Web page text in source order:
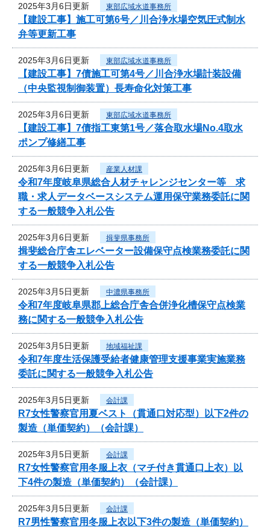
2025年3月6日更新 東部広域水道事務所
【建設工事】施工可第6号／川合浄水場空気圧式制水
弁等更新工事
2025年3月6日更新 東部広域水道事務所
【建設工事】7債施工可第4号／川合浄水場計装設備
（中央監視制御装置）長寿命化対策工事
2025年3月6日更新 東部広域水道事務所
【建設工事】7債指工東第1号／落合取水場No.4取水
ポンプ修繕工事
2025年3月6日更新 産業人材課
令和7年度岐阜県総合人材チャレンジセンター等 求
職・求人データベースシステム運用保守業務委託に関
する一般競争入札公告
2025年3月6日更新 揖斐県事務所
揖斐総合庁舎エレベーター設備保守点検業務委託に関
する一般競争入札公告
2025年3月5日更新 中濃県事務所
令和7年度岐阜県郡上総合庁舎合併浄化槽保守点検業
務に関する一般競争入札公告
2025年3月5日更新 地域福祉課
令和7年度生活保護受給者健康管理支援事業実施業務
委託に関する一般競争入札公告
2025年3月5日更新 会計課
R7女性警察官用夏ベスト（貫通口対応型）以下2件の
製造（単価契約）（会計課）
2025年3月5日更新 会計課
R7女性警察官用冬服上衣（マチ付き貫通口上衣）以
下4件の製造（単価契約）（会計課）
2025年3月5日更新 会計課
R7男性警察官用冬服上衣以下3件の製造（単価契約）